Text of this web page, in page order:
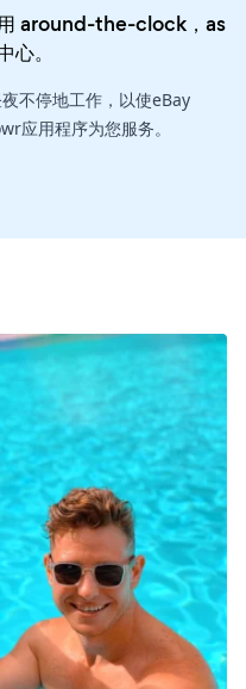
around-the-clock，as
心。
不停地工作，以使eBay
应用程序为您服务。